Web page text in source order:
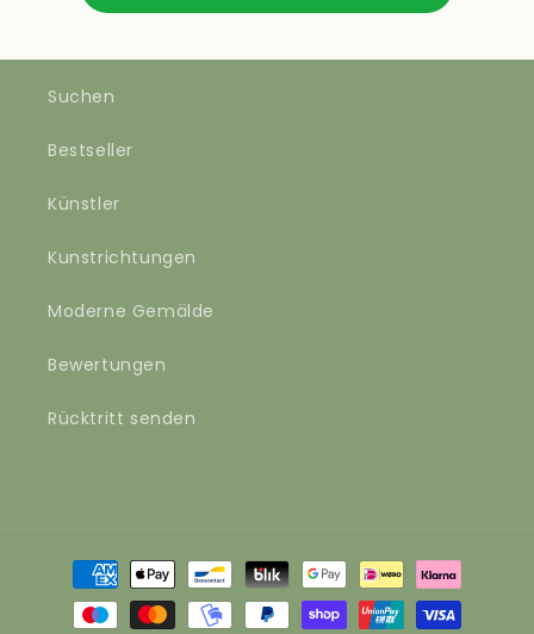
Suchen
Bestseller
Künstler
Kunstrichtungen
Moderne Gemälde
Bewertungen
Rücktritt senden
Zahlungsmethoden